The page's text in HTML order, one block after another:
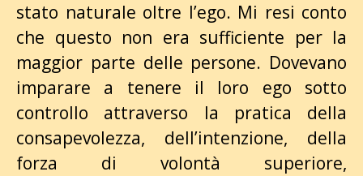
stato naturale oltre l’ego. Mi resi conto
che questo non era sufficiente per la
maggior parte delle persone. Dovevano
imparare a tenere il loro ego sotto
controllo attraverso la pratica della
consapevolezza, dell’intenzione, della
forza di volontà superiore,